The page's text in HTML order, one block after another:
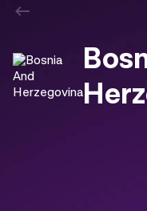
Мобильная связь